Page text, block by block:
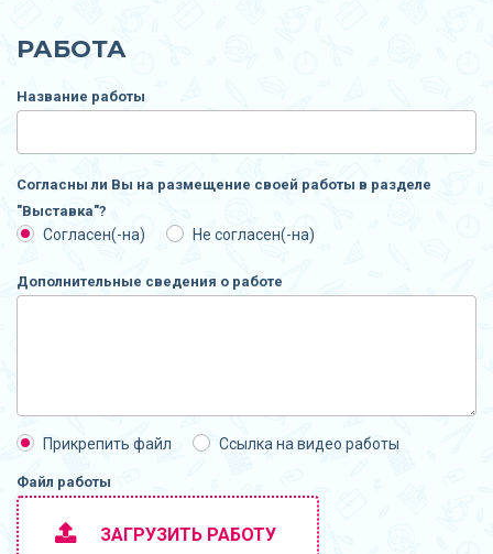
РАБОТА
Название работы
Согласны ли Вы на размещение своей работы в разделе
"Выставка"?
Согласен(-на) Не согласен(-на)
Дополнительные сведения о работе
Прикрепить файл Ссылка на видео работы
Файл работы
ЗАГРУЗИТЬ РАБОТУ